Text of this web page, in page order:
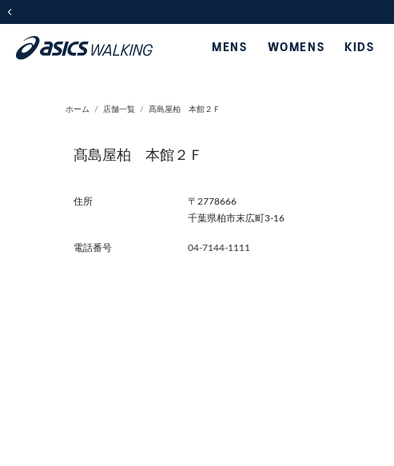
MENS WOMENS KIDS
ホーム 店舗一覧 髙島屋柏 本館２Ｆ
髙島屋柏 本館２Ｆ
住所
〒2778666
千葉県柏市末広町3-16
電話番号 04-7144-1111